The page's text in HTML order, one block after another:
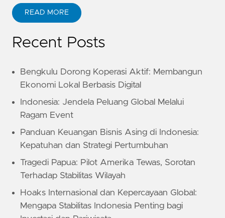
READ MORE
Recent Posts
Bengkulu Dorong Koperasi Aktif: Membangun
Ekonomi Lokal Berbasis Digital
Indonesia: Jendela Peluang Global Melalui
Ragam Event
Panduan Keuangan Bisnis Asing di Indonesia:
Kepatuhan dan Strategi Pertumbuhan
Tragedi Papua: Pilot Amerika Tewas, Sorotan
Terhadap Stabilitas Wilayah
Hoaks Internasional dan Kepercayaan Global:
Mengapa Stabilitas Indonesia Penting bagi